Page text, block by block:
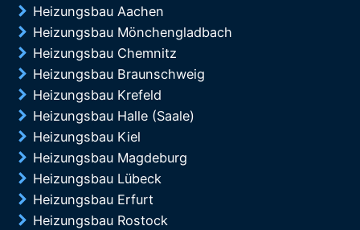
Heizungsbau Aachen
Heizungsbau Mönchengladbach
Heizungsbau Chemnitz
Heizungsbau Braunschweig
Heizungsbau Krefeld
Heizungsbau Halle (Saale)
Heizungsbau Kiel
Heizungsbau Magdeburg
Heizungsbau Lübeck
Heizungsbau Erfurt
Heizungsbau Rostock